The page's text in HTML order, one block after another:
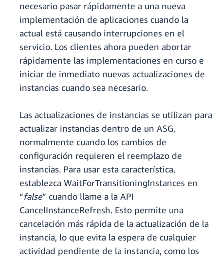
necesario pasar rápidamente a una nueva
implementación de aplicaciones cuando la
actual está causando interrupciones en el
servicio. Los clientes ahora pueden abortar
rápidamente las implementaciones en curso e
iniciar de inmediato nuevas actualizaciones de
instancias cuando sea necesario.
Las actualizaciones de instancias se utilizan para
actualizar instancias dentro de un ASG,
normalmente cuando los cambios de
configuración requieren el reemplazo de
instancias. Para usar esta característica,
establezca WaitForTransitioningInstances en
“false” cuando llame a la API
CancelInstanceRefresh. Esto permite una
cancelación más rápida de la actualización de la
instancia, lo que evita la espera de cualquier
actividad pendiente de la instancia, como los